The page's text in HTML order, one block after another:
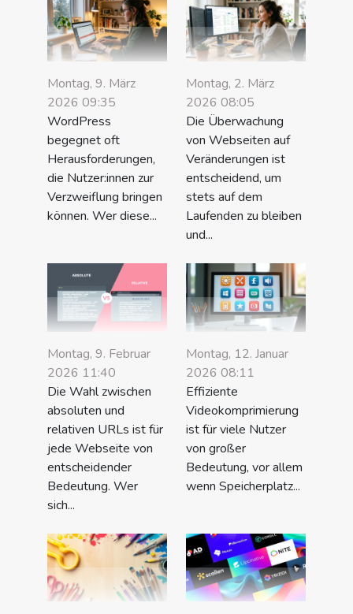
Montag, 9. März
2026 09:35
WordPress
begegnet oft
Herausforderungen,
die Nutzer:innen zur
Verzweiflung bringen
können. Wer diese...
Montag, 2. März
2026 08:05
Die Überwachung
von Webseiten auf
Veränderungen ist
entscheidend, um
stets auf dem
Laufenden zu bleiben
und...
Montag, 9. Februar
2026 11:40
Die Wahl zwischen
absoluten und
relativen URLs ist für
jede Webseite von
entscheidender
Bedeutung. Wer
sich...
Montag, 12. Januar
2026 08:11
Effiziente
Videokomprimierung
ist für viele Nutzer
von großer
Bedeutung, vor allem
wenn Speicherplatz...